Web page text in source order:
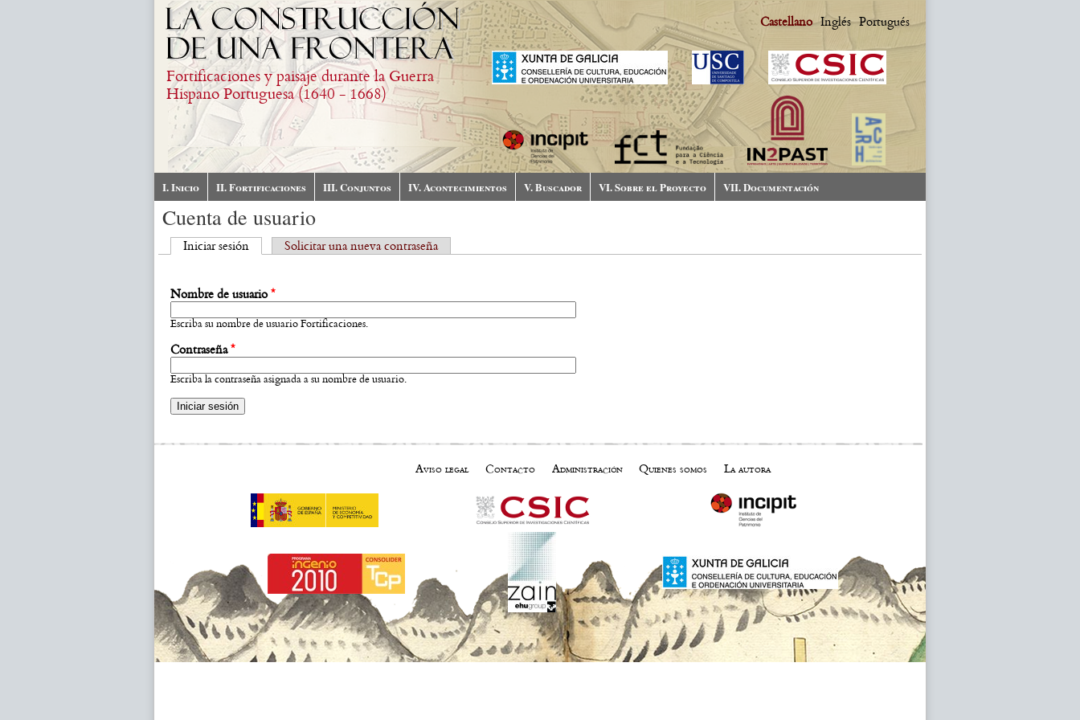
Fortificaciones y paisaje durante la Guerra
Hispano Portuguesa (1640 - 1668)
Castellano Inglés Portugués
I. Inicio II. Fortificaciones III. Conjuntos IV. Acontecimientos V. Buscador VI. Sobre el Proyecto VII. Documentación
Cuenta de usuario
Solapas principales
Iniciar sesión (solapa activa)
Solicitar una nueva contraseña
Nombre de usuario*
Escriba su nombre de usuario Fortificaciones.
Contraseña*
Escriba la contraseña asignada a su nombre de usuario.
Aviso legal Contacto Administración Quienes somos La autora